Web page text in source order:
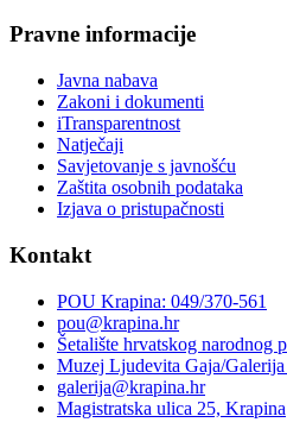
Pravne informacije
Javna nabava
Zakoni i dokumenti
iTransparentnost
Natječaji
Savjetovanje s javnošću
Zaštita osobnih podataka
Izjava o pristupačnosti
Kontakt
POU Krapina: 049/370-561
pou@krapina.hr
Šetalište hrvatskog narodnog
Muzej Ljudevita Gaja/
galerija@krapina.hr
Magistratska ulica 25, Krapina